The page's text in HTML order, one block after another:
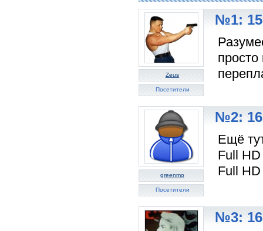
Zeus
Посетители
№1: 15
greenmo
Посетители
№2: 16
Ещё
Full
Full
№3: 16